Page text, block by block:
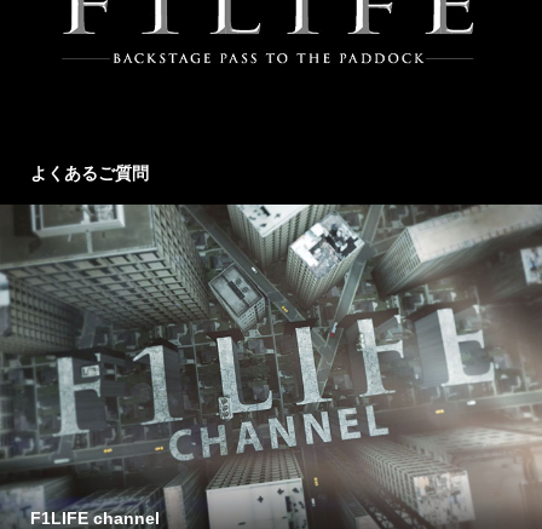
よくあるご質問
F1LIFE channel